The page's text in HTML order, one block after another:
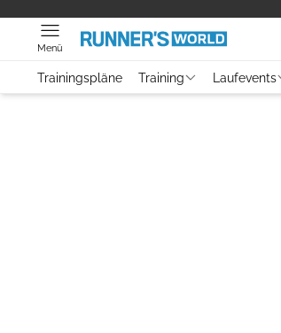
Menü
Trainingspläne Training Laufevents